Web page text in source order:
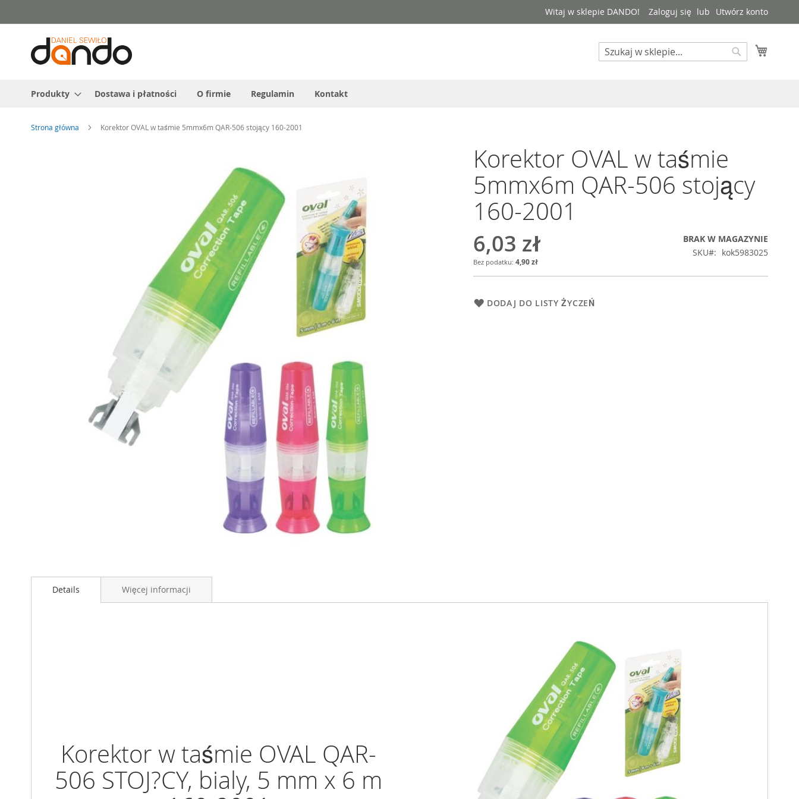
do
treści
Witaj w sklepie DANDO! Zaloguj się Utwórz konto
Search
Produkty Dostawa i płatności O firmie Regulamin Kontakt
Strona główna Korektor OVAL w taśmie 5mmx6m QAR-506 stojący 160-2001
na
początek
Korektor OVAL w taśmie
5mmx6m QAR-506 stojący
160-2001
6,03 zł
4,90 zł
BRAK W MAGAZYNIE
SKU
kok5983025
DODAJ DO LISTY ŻYCZEŃ
Details
Korektor w taśmie OVAL QAR-
506 STOJ?CY, bialy, 5 mm x 6 m
Więcej informacji